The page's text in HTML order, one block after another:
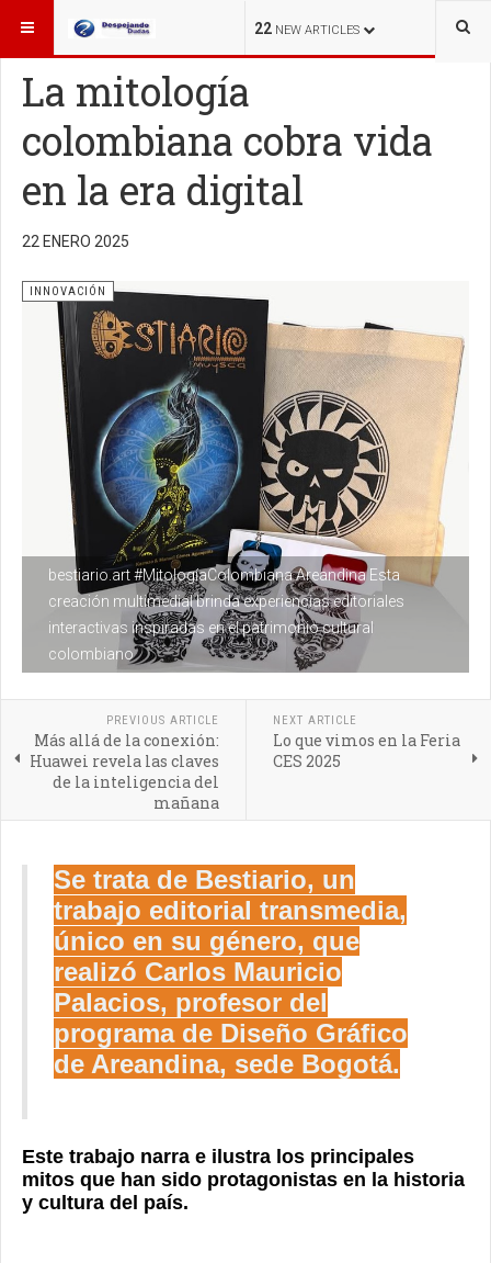
22 NEW ARTICLES
ESTÁ AQUÍ: INNOVACIÓN
La mitología
colombiana cobra vida
en la era digital
22 ENERO 2025
bestiario.art #MitologíaColombiana Areandina Esta
creación multimedial brinda experiencias editoriales
interactivas inspiradas en el patrimonio cultural
colombiano
INNOVACIÓN
PREVIOUS ARTICLE
Más allá de la conexión:
Huawei revela las claves
de la inteligencia del
mañana
NEXT ARTICLE
Lo que vimos en la Feria
CES 2025
Se trata de Bestiario, un
trabajo editorial transmedia,
único en su género, que
realizó Carlos Mauricio
Palacios, profesor del
programa de Diseño Gráfico
de Areandina, sede Bogotá.
Este trabajo narra e ilustra los principales
mitos que han sido protagonistas en la historia
y cultura del país.